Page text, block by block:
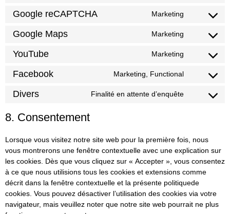
Google reCAPTCHA Marketing
Google Maps Marketing
YouTube Marketing
Facebook Marketing, Functional
Divers Finalité en attente d’enquête
8. Consentement
Lorsque vous visitez notre site web pour la première fois, nous
vous montrerons une fenêtre contextuelle avec une explication sur
les cookies. Dès que vous cliquez sur « Accepter », vous consentez
à ce que nous utilisions tous les cookies et extensions comme
décrit dans la fenêtre contextuelle et la présente politiquede
cookies. Vous pouvez désactiver l’utilisation des cookies via votre
navigateur, mais veuillez noter que notre site web pourrait ne plus